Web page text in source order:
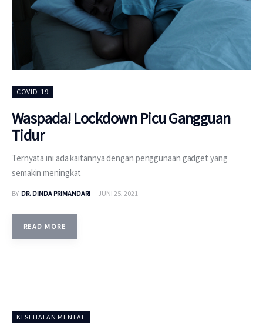
COVID-19
Waspada! Lockdown Picu Gangguan
Tidur
Ternyata ini ada kaitannya dengan penggunaan gadget yang
semakin meningkat
BY DR. DINDA PRIMANDARI JUNI 25, 2021
READ MORE
KESEHATAN MENTAL